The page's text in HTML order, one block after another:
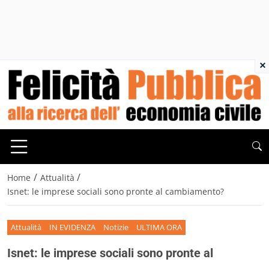
Home / Attualità /
Isnet: le imprese sociali sono pronte al cambiamento?
Attualità IN EVIDENZA Notizie ULTIMA ORA
Isnet: le imprese sociali sono pronte al
×